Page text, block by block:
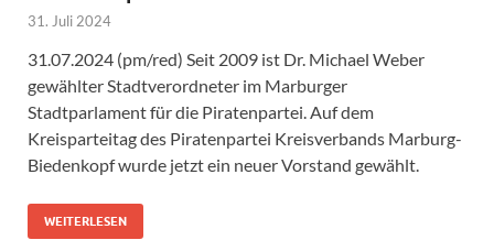
31. Juli 2024
31.07.2024 (pm/red) Seit 2009 ist Dr. Michael Weber
gewählter Stadtverordneter im Marburger
Stadtparlament für die Piratenpartei. Auf dem
Kreisparteitag des Piratenpartei Kreisverbands Marburg-
Biedenkopf wurde jetzt ein neuer Vorstand gewählt.
WEITERLESEN